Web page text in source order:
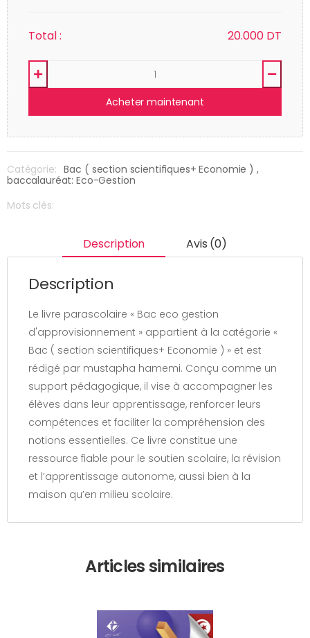
Total : 20.000 DT
Acheter maintenant
Catégorie: Bac ( section scientifiques+ Economie ) ,
baccalauréat: Eco-Gestion
Mots clés:
Description Avis (0)
Description
Le livre parascolaire « Bac eco gestion
d'approvisionnement » appartient à la catégorie «
Bac ( section scientifiques+ Economie ) » et est
rédigé par mustapha hamemi. Conçu comme un
support pédagogique, il vise à accompagner les
élèves dans leur apprentissage, renforcer leurs
compétences et faciliter la compréhension des
notions essentielles. Ce livre constitue une
ressource fiable pour le soutien scolaire, la révision
et l’apprentissage autonome, aussi bien à la
maison qu’en milieu scolaire.
Articles similaires